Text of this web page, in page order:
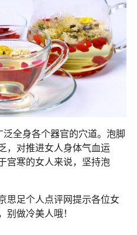
全身各个器官的穴道。泡脚
，对推进女人身体气血运
宫寒的女人来说，坚持泡
思足个人点评网提示各位女
别做冷美人哦！